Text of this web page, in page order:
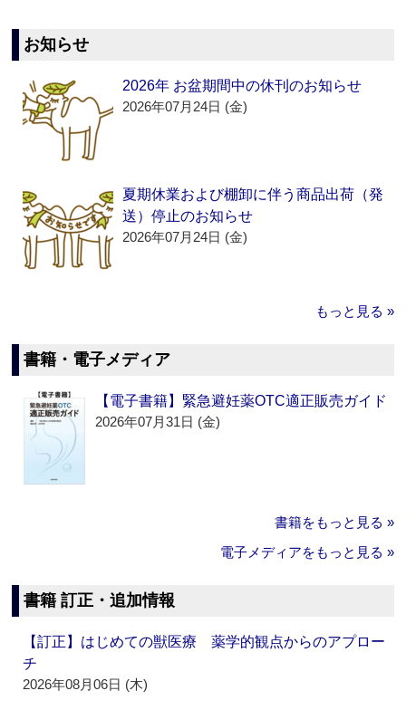
お知らせ
2026年 お盆期間中の休刊のお知らせ
2026年07月24日 (金)
夏期休業および棚卸に伴う商品出荷（発
送）停止のお知らせ
2026年07月24日 (金)
もっと見る »
書籍・電子メディア
【電子書籍】緊急避妊薬OTC適正販売ガイド
2026年07月31日 (金)
書籍をもっと見る »
電子メディアをもっと見る »
書籍 訂正・追加情報
【訂正】はじめての獣医療 薬学的観点からのアプロー
チ
2026年08月06日 (木)